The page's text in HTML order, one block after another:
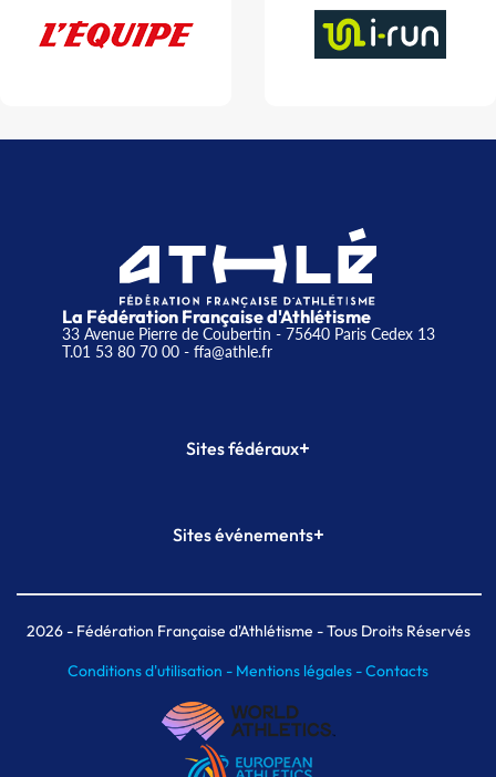
La Fédération Française d'Athlétisme
33 Avenue Pierre de Coubertin - 75640 Paris Cedex 13
T.01 53 80 70 00- ffa@athle.fr
Sites fédéraux+
Plateforme Formation
Sites événements+
Meeting de Paris indoor
MAIF Ekiden de Paris
2026- Fédération Française d'Athlétisme - Tous Droits Réservés
Conditions d'utilisation - Mentions légales -Contacts